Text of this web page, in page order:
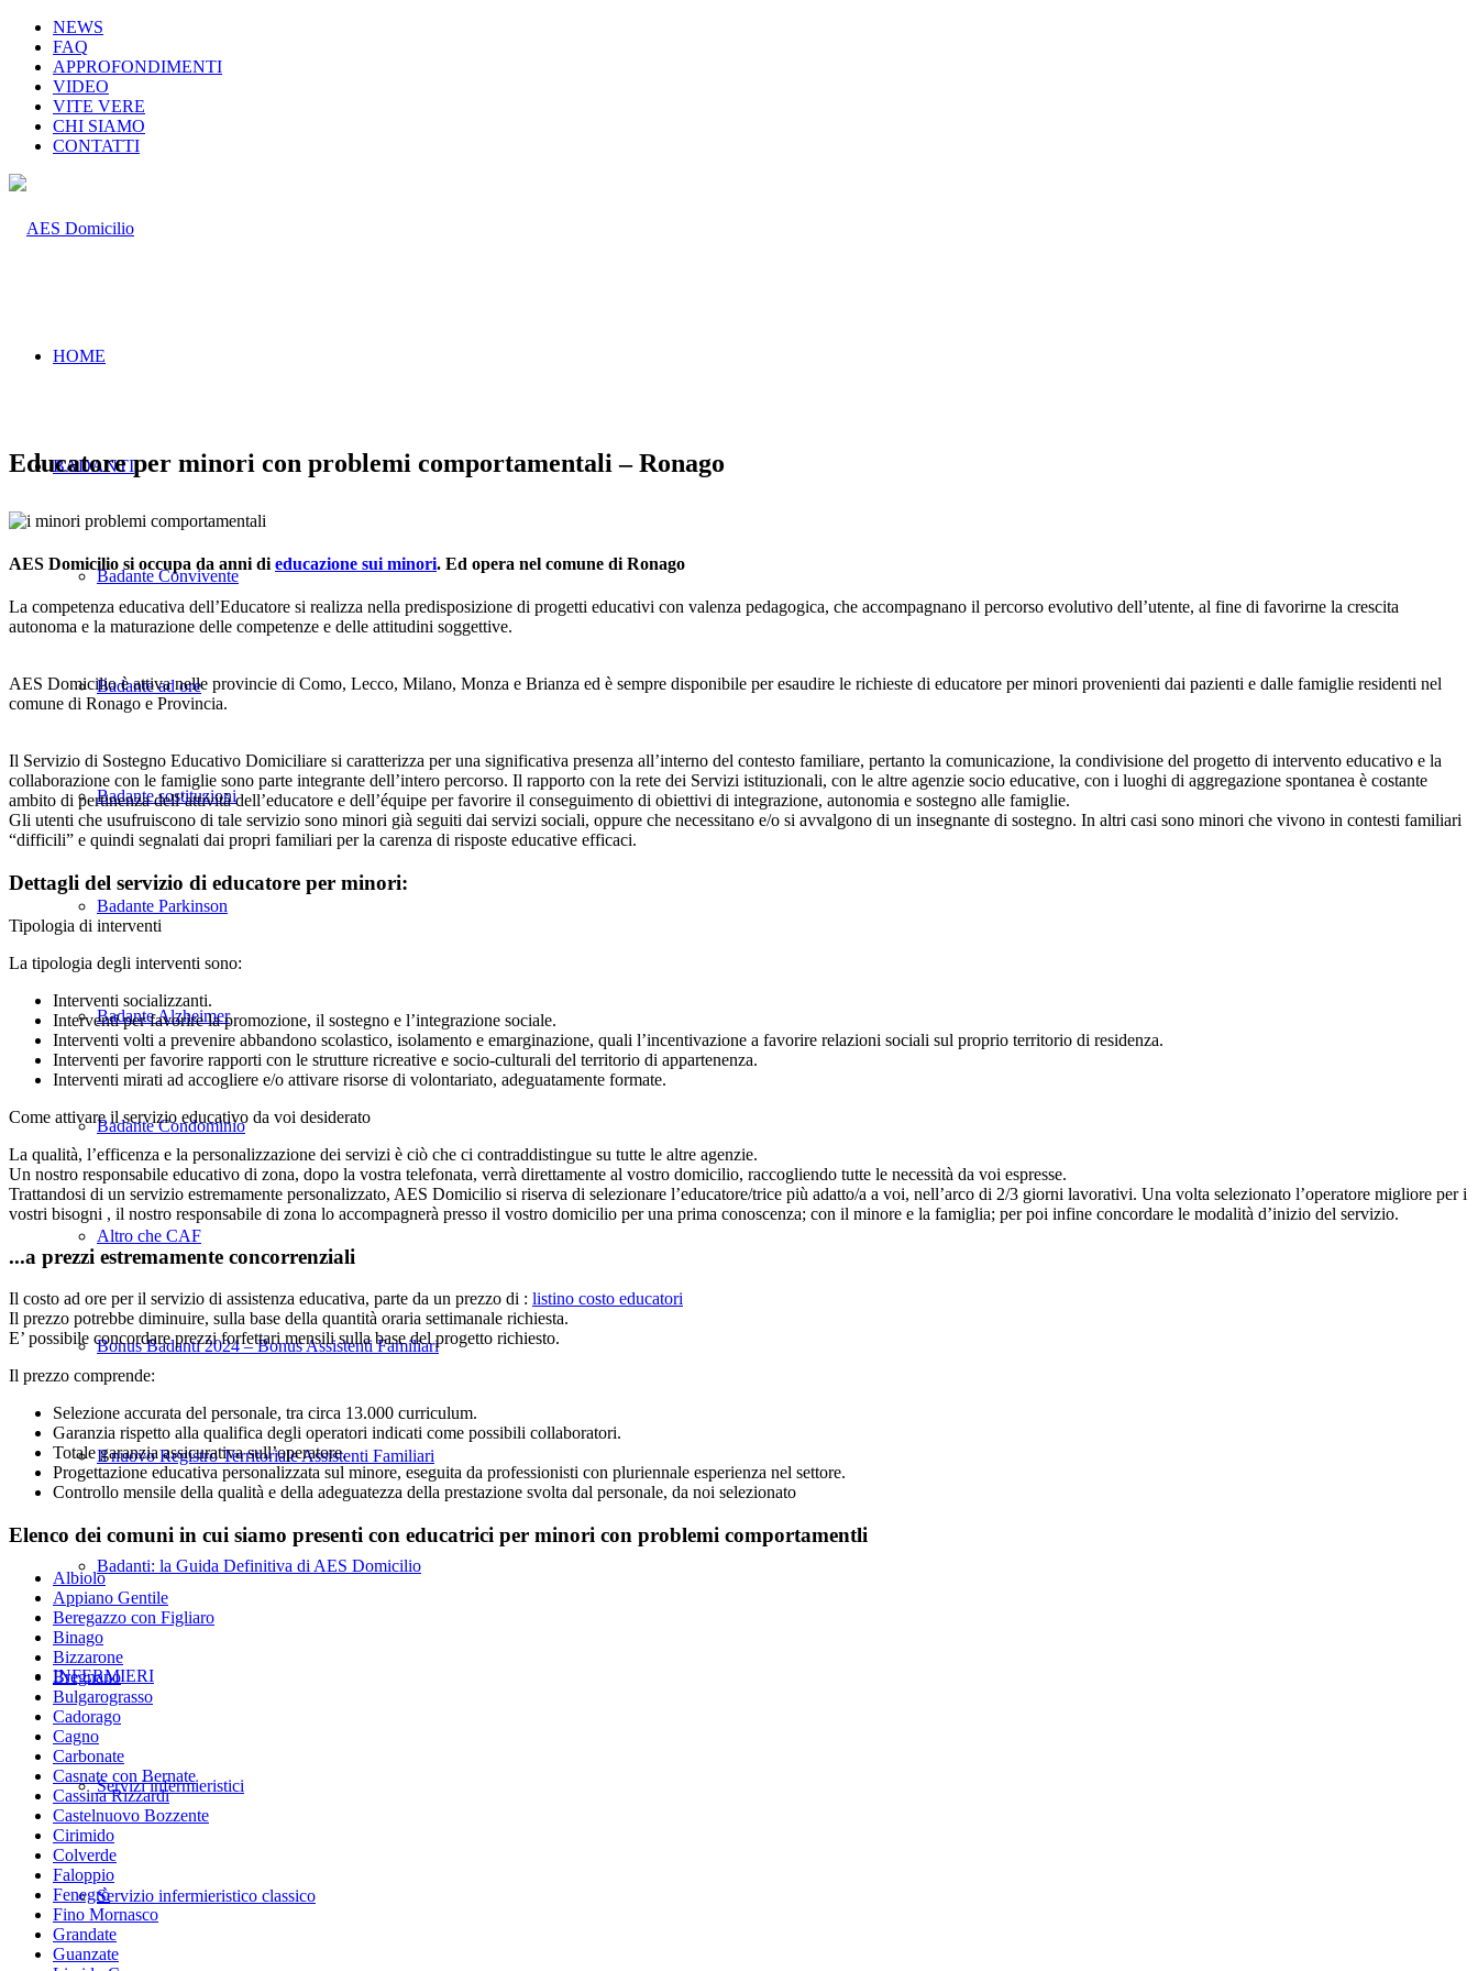
NEWS
FAQ
APPROFONDIMENTI
VIDEO
VITE VERE
CHI SIAMO
CONTATTI
HOME
BADANTI
Badante Convivente
Badante ad ore
Badante sostituzioni
Badante Parkinson
Badante Alzheimer
Badante Condominio
Altro che CAF
Bonus Badanti 2024 – Bonus Assistenti Familiari
Il nuovo Registro Territoriale Assistenti Familiari
Badanti: la Guida Definitiva di AES Domicilio
INFERMIERI
Servizi infermieristici
Servizio infermieristico classico
Educatore per minori con problemi comportamentali – Ronago
AES Domicilio si occupa da anni di educazione sui minori. Ed opera nel comune di Ronago
La competenza educativa dell’Educatore si realizza nella predisposizione di progetti educativi con valenza pedagogica, che accompagnano il percorso evolutivo dell’utente, al fine di favorirne la crescita
autonoma e la maturazione delle competenze e delle attitudini soggettive.
AES Domicilio è attiva nelle provincie di Como, Lecco, Milano, Monza e Brianza ed è sempre disponibile per esaudire le richieste di educatore per minori provenienti dai pazienti e dalle famiglie residenti nel
comune di Ronago e Provincia.
Il Servizio di Sostegno Educativo Domiciliare si caratterizza per una significativa presenza all’interno del contesto familiare, pertanto la comunicazione, la condivisione del progetto di intervento educativo e la
collaborazione con le famiglie sono parte integrante dell’intero percorso. Il rapporto con la rete dei Servizi istituzionali, con le altre agenzie socio educative, con i luoghi di aggregazione spontanea è costante
ambito di pertinenza dell’attività dell’educatore e dell’équipe per favorire il conseguimento di obiettivi di integrazione, autonomia e sostegno alle famiglie.
Gli utenti che usufruiscono di tale servizio sono minori già seguiti dai servizi sociali, oppure che necessitano e/o si avvalgono di un insegnante di sostegno. In altri casi sono minori che vivono in contesti familiari
“difficili” e quindi segnalati dai propri familiari per la carenza di risposte educative efficaci.
Dettagli del servizio di educatore per minori:
Tipologia di interventi
La tipologia degli interventi sono:
Interventi socializzanti.
Interventi per favorire la promozione, il sostegno e l’integrazione sociale.
Interventi volti a prevenire abbandono scolastico, isolamento e emarginazione, quali l’incentivazione a favorire relazioni sociali sul proprio territorio di residenza.
Interventi per favorire rapporti con le strutture ricreative e socio-culturali del territorio di appartenenza.
Interventi mirati ad accogliere e/o attivare risorse di volontariato, adeguatamente formate.
Come attivare il servizio educativo da voi desiderato
La qualità, l’efficenza e la personalizzazione dei servizi è ciò che ci contraddistingue su tutte le altre agenzie.
Un nostro responsabile educativo di zona, dopo la vostra telefonata, verrà direttamente al vostro domicilio, raccogliendo tutte le necessità da voi espresse.
Trattandosi di un servizio estremamente personalizzato, AES Domicilio si riserva di selezionare l’educatore/trice più adatto/a a voi, nell’arco di 2/3 giorni lavorativi. Una volta selezionato l’operatore migliore per i
vostri bisogni , il nostro responsabile di zona lo accompagnerà presso il vostro domicilio per una prima conoscenza; con il minore e la famiglia; per poi infine concordare le modalità d’inizio del servizio.
...a prezzi estremamente concorrenziali
Il costo ad ore per il servizio di assistenza educativa, parte da un prezzo di : listino costo educatori
Il prezzo potrebbe diminuire, sulla base della quantità oraria settimanale richiesta.
E’ possibile concordare prezzi forfettari mensili sulla base del progetto richiesto.
Il prezzo comprende:
Selezione accurata del personale, tra circa 13.000 curriculum.
Garanzia rispetto alla qualifica degli operatori indicati come possibili collaboratori.
Totale garanzia assicurativa sull’operatore.
Progettazione educativa personalizzata sul minore, eseguita da professionisti con pluriennale esperienza nel settore.
Controllo mensile della qualità e della adeguatezza della prestazione svolta dal personale, da noi selezionato
Elenco dei comuni in cui siamo presenti con educatrici per minori con problemi comportamentli
Albiolo
Appiano Gentile
Beregazzo con Figliaro
Binago
Bizzarone
Bregnano
Bulgarograsso
Cadorago
Cagno
Carbonate
Casnate con Bernate
Cassina Rizzardi
Castelnuovo Bozzente
Cirimido
Colverde
Faloppio
Fenegrò
Fino Mornasco
Grandate
Guanzate